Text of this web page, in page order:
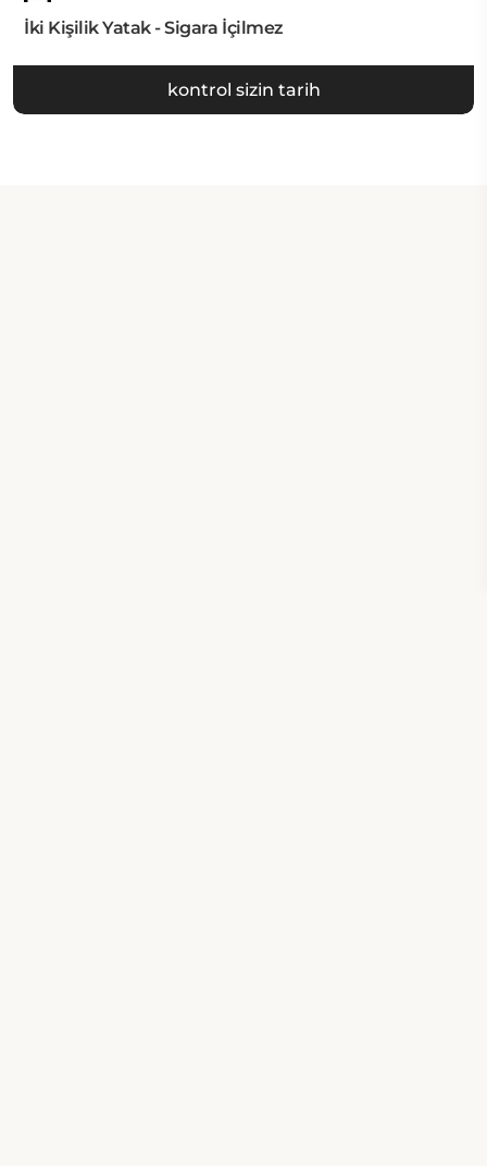
İki Kişilik Yatak - Sigara İçilmez
kontrol sizin tarih